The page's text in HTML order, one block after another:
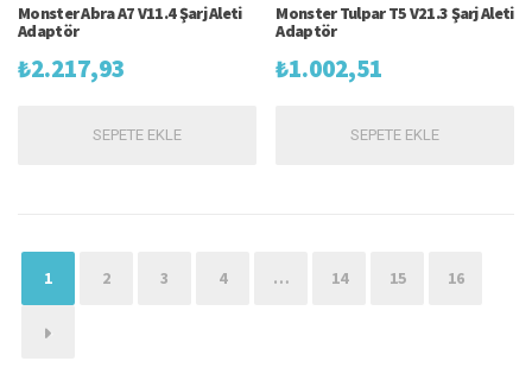
Monster Abra A7 V11.4 Şarj Aleti
Adaptör
₺2.217,93
SEPETE EKLE
Monster Tulpar T5 V21.3 Şarj Aleti
Adaptör
₺1.002,51
SEPETE EKLE
1 2 3 4 … 14 15 16
→